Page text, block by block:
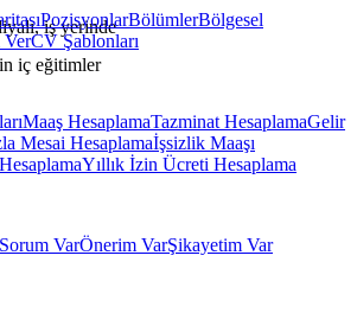
iş yerinde
iç eğitimler
PozisyonlarBölümlerBölgesel
VerCV Şablonları
Maaş HesaplamaTazminat HesaplamaGelir
Mesai Hesaplamaİşsizlik Maaşı
Yıllık İzin Ücreti Hesaplama
Sorum VarÖnerim VarŞikayetim Var